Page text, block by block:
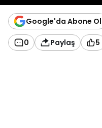
Google'da Abone Ol
0 Paylaş 5